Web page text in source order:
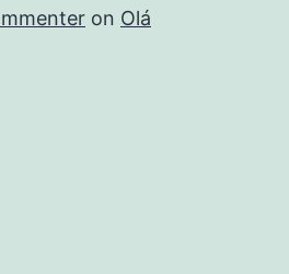
on Olá